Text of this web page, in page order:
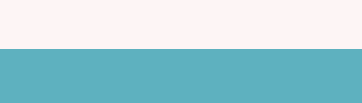
gur teachtaireacht dó féin atá sa dúnmharú seo: éirigh